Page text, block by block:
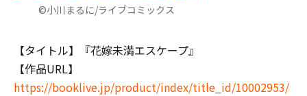
©小川まるに/ライブコミックス
【タイトル】『花嫁未満エスケープ』
【作品URL】
https://booklive.jp/product/index/title_id/10002953/